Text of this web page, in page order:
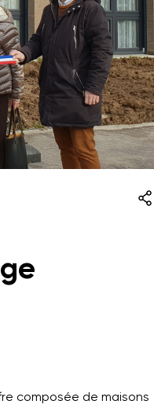
composée de maisons